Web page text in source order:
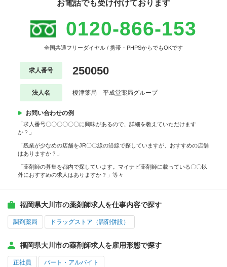
お電話でも受け付けております
0120-866-153
全国共通フリーダイヤル / 携帯・PHPSからでもOKです
求人番号 250050
法人名 榎津薬局 平成堂薬局グループ
お問い合わせの例
「求人番号〇〇〇〇〇〇に興味があるので、詳細を教えていただけます
か？」
「残業が少なめの店舗をJR〇〇線の沿線で探していますが、おすすめの店舗
はありますか？」
「薬剤師の募集を都内で探しています。マイナビ薬剤師に載っている〇〇以
外におすすめの求人はありますか？」等々
福岡県大川市の薬剤師求人を仕事内容で探す
調剤薬局 ドラッグストア（調剤併設）
福岡県大川市の薬剤師求人を雇用形態で探す
正社員 パート・アルバイト